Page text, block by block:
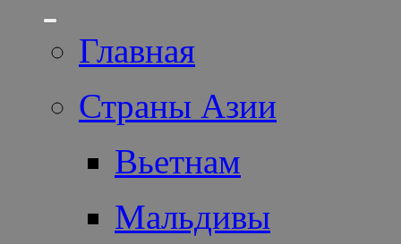
Главная
Страны Азии
Вьетнам
Мальдивы